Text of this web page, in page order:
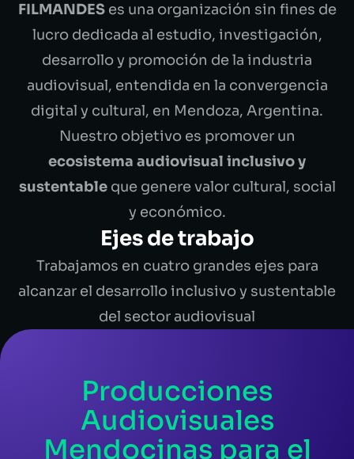
FILMANDES es una organización sin fines de
lucro dedicada al estudio, investigación,
desarrollo y promoción de la industria
audiovisual, entendida en la convergencia
digital y cultural, en Mendoza, Argentina.
Nuestro objetivo es promover un
ecosistema audiovisual inclusivo y
sustentableque genere valor cultural, social
y económico.
Ejes de trabajo
Trabajamos en cuatro grandes ejes para
alcanzar el desarrollo inclusivo y sustentable
del sector audiovisual
Producciones
Audiovisuales
Mendocinas para el